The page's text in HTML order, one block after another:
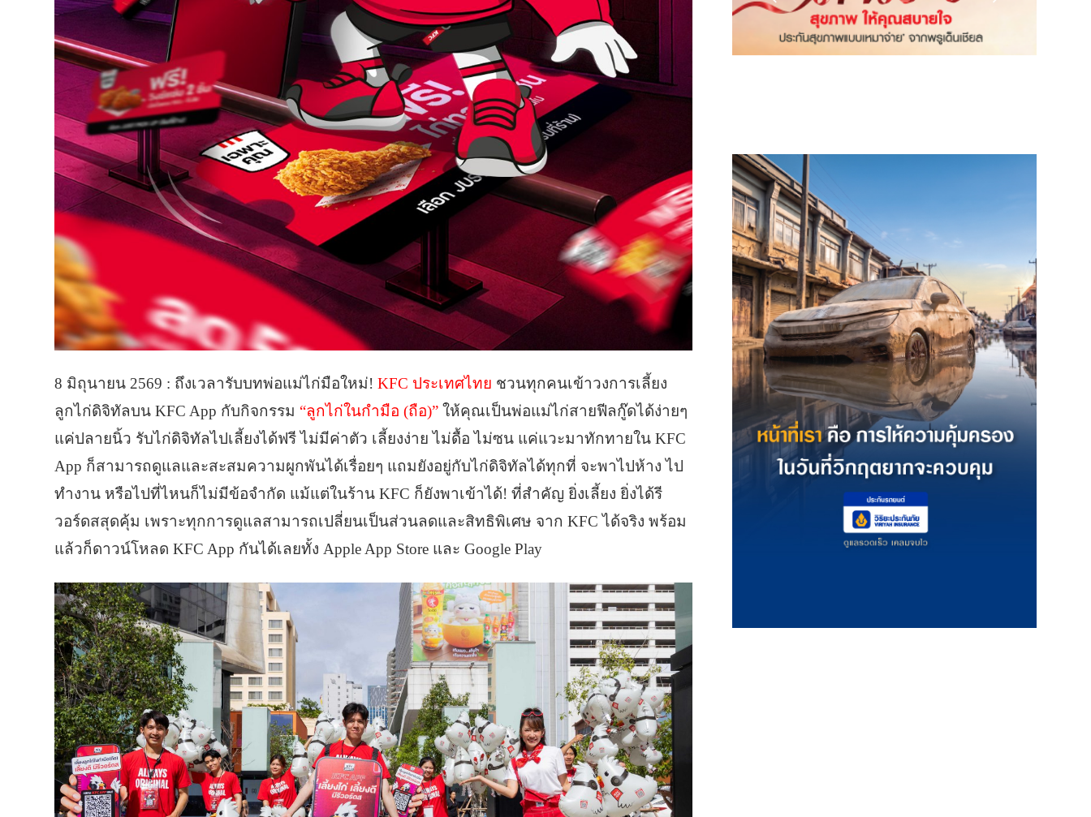
8 มิถุนายน 2569 : ถึงเวลารับบทพ่อแม่ไก่มือใหม่!KFC ประเทศไทย ชวนทุกคนเข้าวงการเลี้ยง
ลูกไก่ดิจิทัลบน KFC App กับกิจกรรม “ลูกไก่ในกำมือ (ถือ)” ให้คุณเป็นพ่อแม่ไก่สายฟีลกู๊ดได้ง่ายๆ
แค่ปลายนิ้ว รับไก่ดิจิทัลไปเลี้ยงได้ฟรี ไม่มีค่าตัว เลี้ยงง่าย ไม่ดื้อ ไม่ซน แค่แวะมาทักทายใน KFC
App ก็สามารถดูแลและสะสมความผูกพันได้เรื่อยๆ แถมยังอยู่กับไก่ดิจิทัลได้ทุกที่ จะพาไปห้าง ไป
ทำงาน หรือไปที่ไหนก็ไม่มีข้อจำกัด แม้แต่ในร้าน KFC ก็ยังพาเข้าได้! ที่สำคัญ ยิ่งเลี้ยง ยิ่งได้รี
วอร์ดสสุดคุ้ม เพราะทุกการดูแลสามารถเปลี่ยนเป็นส่วนลดและสิทธิพิเศษ จาก KFC ได้จริง พร้อม
แล้วก็ดาวน์โหลด KFC App กันได้เลยทั้ง Apple App Store และ Google Play